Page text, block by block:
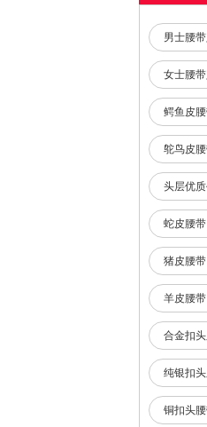
男士腰带
女士腰带
鳄鱼皮
鸵鸟皮
头层优
蛇皮腰带
猪皮腰带
羊皮腰带
合金扣
纯银扣
铜扣头